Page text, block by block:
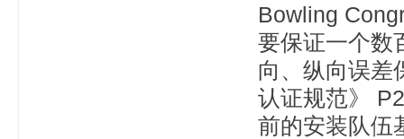
Bowling
要保证一个数
向、纵向误差
认证规范》
前的安装队伍